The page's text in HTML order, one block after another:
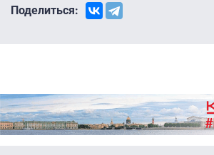
Поделиться: